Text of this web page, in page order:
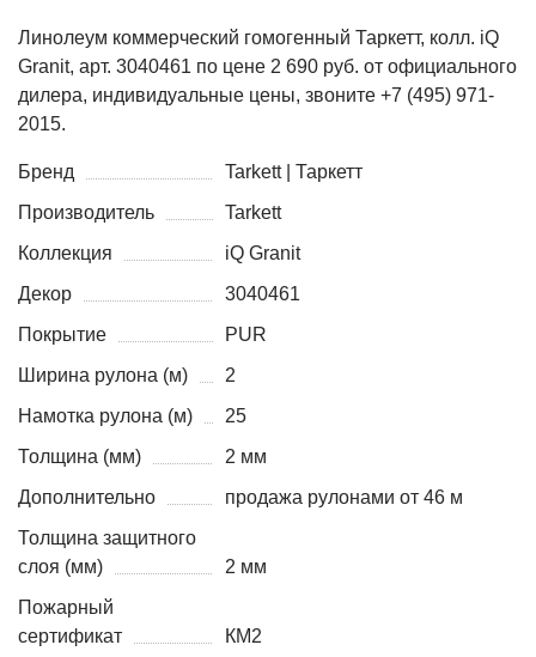
Линолеум коммерческий гомогенный Таркетт, колл. iQ
Granit, арт. 3040461 по цене 2 690 руб. от официального
дилера, индивидуальные цены, звоните +7 (495) 971-
2015.
Бренд
Tarkett | Таркетт
Производитель
Tarkett
Коллекция
iQ Granit
Декор
3040461
Покрытие
PUR
Ширина рулона (м)
2
Намотка рулона (м)
25
Толщина (мм)
2 мм
Дополнительно
продажа рулонами от 46 м
Толщина защитного
слоя (мм)
2 мм
Пожарный
сертификат
КМ2